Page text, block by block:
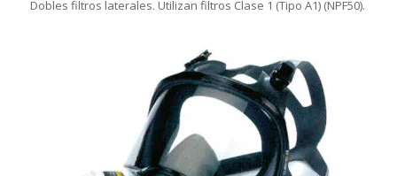
Dobles filtros laterales. Utilizan filtros Clase 1 (Tipo A1) (NPF50).